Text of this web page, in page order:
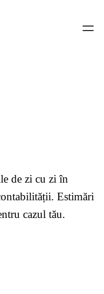
de zi cu zi în
Estimări
cazul tău.